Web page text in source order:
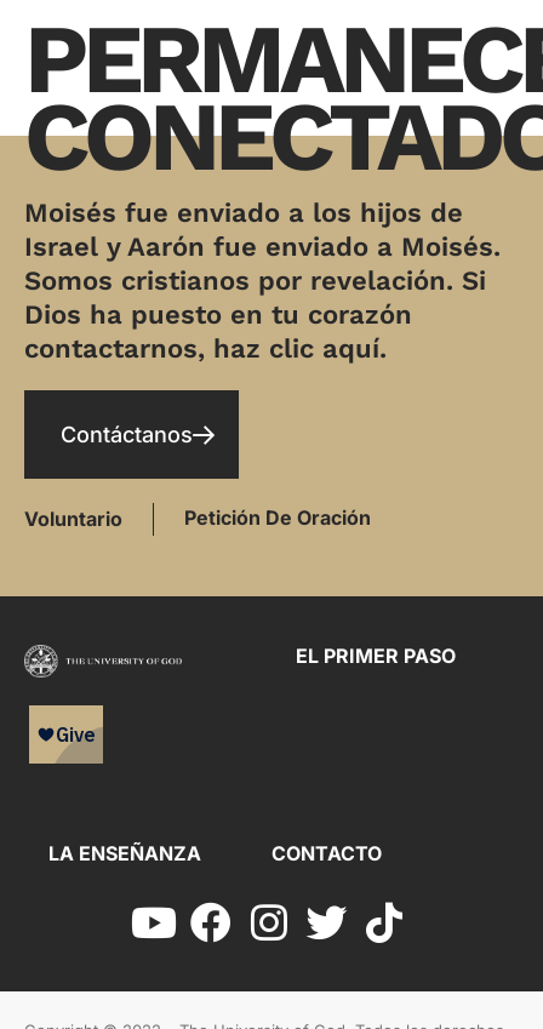
Moisés fue enviado a los hijos de
Israel y Aarón fue enviado a Moisés.
Somos cristianos por revelación. Si
Dios ha puesto en tu corazón
contactarnos, haz clic aquí.
Contáctanos
Voluntario Petición De Oración
EL PRIMER PASO
LA ENSEÑANZA CONTACTO